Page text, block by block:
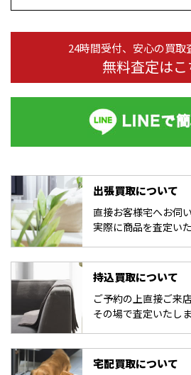
24時間受付、安心の買取
無料査定はこ
出張買取について
直接お客様宅へお伺い
実際に商品を査定いた
持込買取について
ご予約の上直接ご来店
その場で査定いたしま
宅配買取について